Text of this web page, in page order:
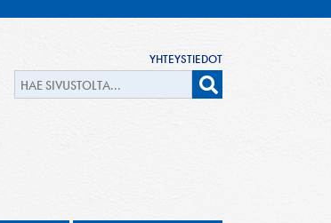
YHTEYSTIEDOT